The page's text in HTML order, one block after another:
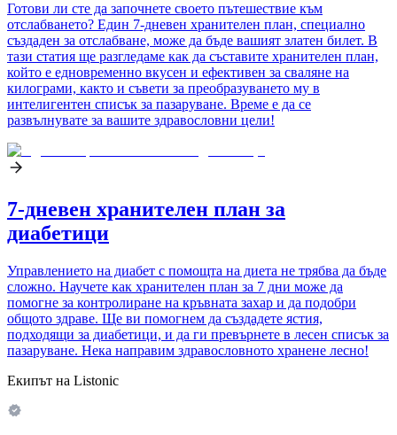
Готови ли сте да започнете своето пътешествие към
отслабването? Един 7-дневен хранителен план, специално
създаден за отслабване, може да бъде вашият златен билет. В
тази статия ще разгледаме как да съставите хранителен план,
който е едновременно вкусен и ефективен за сваляне на
килограми, както и съвети за преобразуването му в
интелигентен списък за пазаруване. Време е да се
развълнувате за вашите здравословни цели!
7-дневен хранителен план за
диабетици
Управлението на диабет с помощта на диета не трябва да бъде
сложно. Научете как хранителен план за 7 дни може да
помогне за контролиране на кръвната захар и да подобри
общото здраве. Ще ви помогнем да създадете ястия,
подходящи за диабетици, и да ги превърнете в лесен списък за
пазаруване. Нека направим здравословното хранене лесно!
Екипът на Listonic